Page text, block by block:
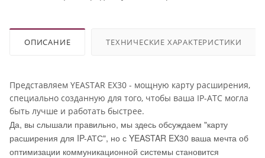
ОПИСАНИЕ ТЕХНИЧЕСКИЕ ХАРАКТЕРИСТИКИ
Представляем YEASTAR EX30 - мощную карту расширения,
специально созданную для того, чтобы ваша IP-АТС могла
быть лучше и работать быстрее.
Да, вы слышали правильно, мы здесь обсуждаем "карту
расширения для IP-АТС", но с YEASTAR EX30 ваша мечта об
оптимизации коммуникационной системы становится